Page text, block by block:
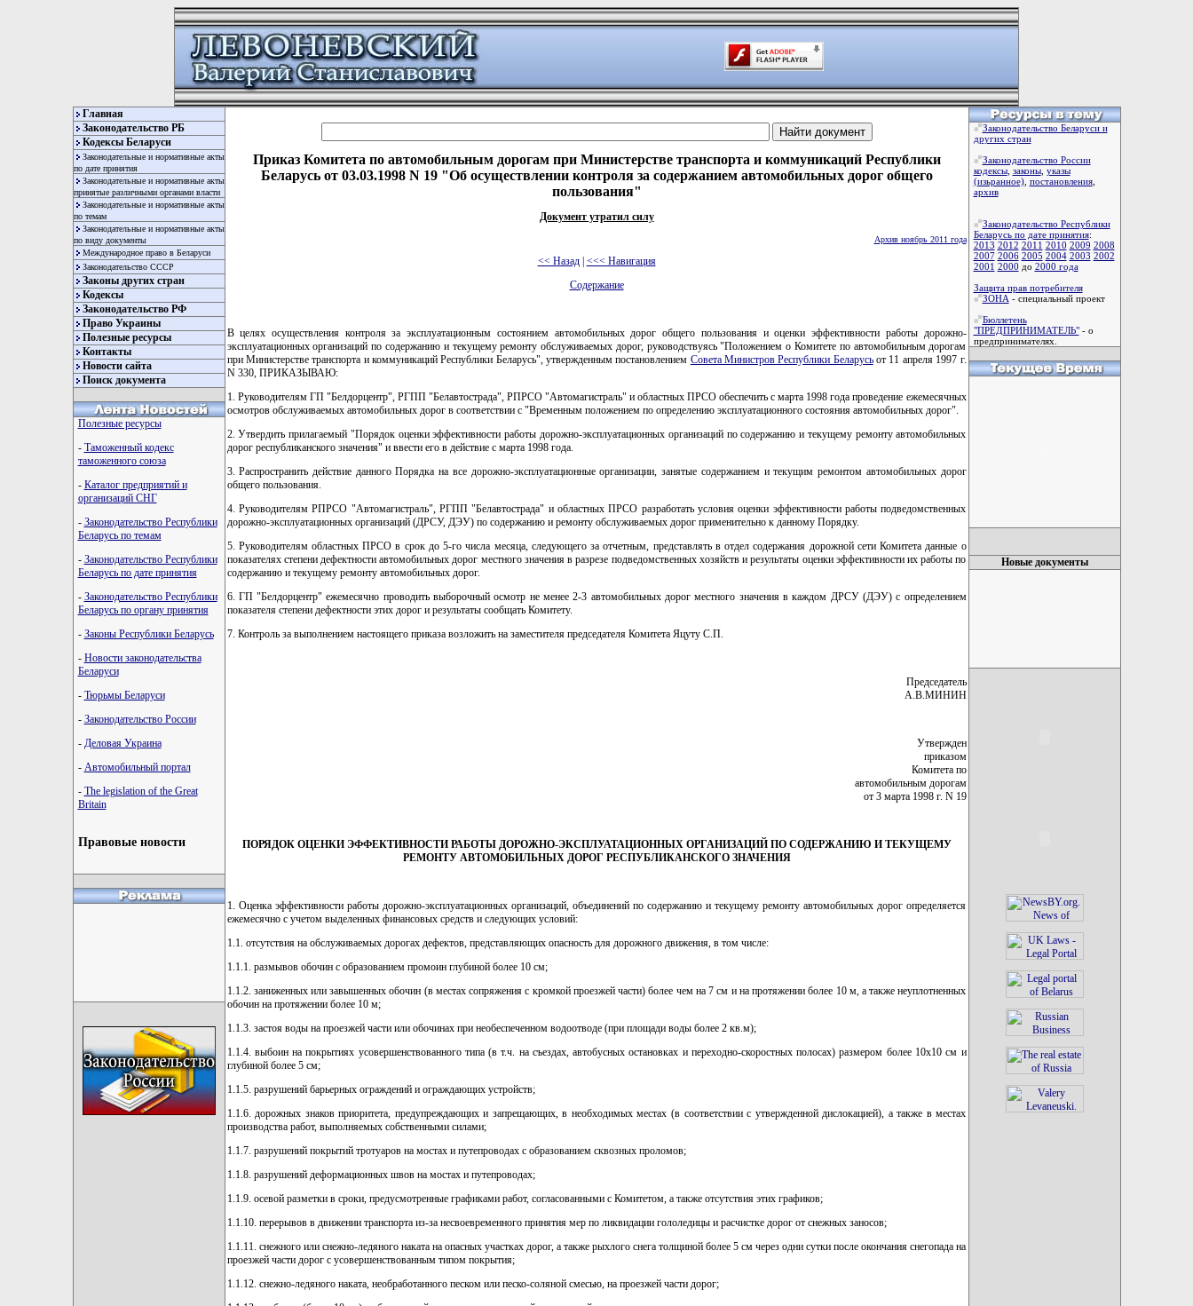
Главная
Законодательство РБ
Кодексы Беларуси
Законодательные и нормативные акты
по дате принятия
Законодательные и нормативные акты
принятые различными органами власти
Законодательные и нормативные акты
по темам
Законодательные и нормативные акты
по виду документы
Международное право в Беларуси
Законодательство СССР
Законы других стран
Кодексы
Законодательство РФ
Право Украины
Полезные ресурсы
Контакты
Новости сайта
Поиск документа
Полезные ресурсы
- Таможенный кодекс
таможенного союза
- Каталог предприятий и
организаций СНГ
- Законодательство Республики
Беларусь по темам
- Законодательство Республики
Беларусь по дате принятия
- Законодательство Республики
Беларусь по органу принятия
- Законы Республики Беларусь
- Новости законодательства
Беларуси
- Тюрьмы Беларуси
- Законодательство России
- Деловая Украина
- Автомобильный портал
- The legislation of the Great
Britain
Правовые новости
Приказ Комитета по автомобильным дорогам при Министерстве транспорта и коммуникаций Республики
Беларусь от 03.03.1998 N 19 "Об осуществлении контроля за содержанием автомобильных дорог общего
пользования"
Документ утратил силу
Архив ноябрь 2011 года
<< Назад| <<< Навигация
Содержание
В целях осуществления контроля за эксплуатационным состоянием автомобильных дорог общего пользования и оценки эффективности работы дорожно-
эксплуатационных организаций по содержанию и текущему ремонту обслуживаемых дорог, руководствуясь "Положением о Комитете по автомобильным дорогам
при Министерстве транспорта и коммуникаций Республики Беларусь", утвержденным постановлением Совета Министров Республики Беларусьот 11 апреля 1997 г.
N 330, ПРИКАЗЫВАЮ:
1. Руководителям ГП "Белдорцентр", РГПП "Белавтострада", РПРСО "Автомагистраль" и областных ПРСО обеспечить с марта 1998 года проведение ежемесячных
осмотров обслуживаемых автомобильных дорог в соответствии с "Временным положением по определению эксплуатационного состояния автомобильных дорог".
2. Утвердить прилагаемый "Порядок оценки эффективности работы дорожно-эксплуатационных организаций по содержанию и текущему ремонту автомобильных
дорог республиканского значения" и ввести его в действие с марта 1998 года.
3. Распространить действие данного Порядка на все дорожно-эксплуатационные организации, занятые содержанием и текущим ремонтом автомобильных дорог
общего пользования.
4. Руководителям РПРСО "Автомагистраль", РГПП "Белавтострада" и областных ПРСО разработать условия оценки эффективности работы подведомственных
дорожно-эксплуатационных организаций (ДРСУ, ДЭУ) по содержанию и ремонту обслуживаемых дорог применительно к данному Порядку.
5. Руководителям областных ПРСО в срок до 5-го числа месяца, следующего за отчетным, представлять в отдел содержания дорожной сети Комитета данные о
показателях степени дефектности автомобильных дорог местного значения в разрезе подведомственных хозяйств и результаты оценки эффективности их работы по
содержанию и текущему ремонту автомобильных дорог.
6. ГП "Белдорцентр" ежемесячно проводить выборочный осмотр не менее 2-3 автомобильных дорог местного значения в каждом ДРСУ (ДЭУ) с определением
показателя степени дефектности этих дорог и результаты сообщать Комитету.
7. Контроль за выполнением настоящего приказа возложить на заместителя председателя Комитета Яцуту С.П.
Председатель
А.В.МИНИН
Утвержден
приказом
Комитета по
автомобильным дорогам
от 3 марта 1998 г. N 19
ПОРЯДОК ОЦЕНКИ ЭФФЕКТИВНОСТИ РАБОТЫ ДОРОЖНО-ЭКСПЛУАТАЦИОННЫХ ОРГАНИЗАЦИЙ ПО СОДЕРЖАНИЮ И ТЕКУЩЕМУ
РЕМОНТУ АВТОМОБИЛЬНЫХ ДОРОГ РЕСПУБЛИКАНСКОГО ЗНАЧЕНИЯ
1. Оценка эффективности работы дорожно-эксплуатационных организаций, объединений по содержанию и текущему ремонту автомобильных дорог определяется
ежемесячно с учетом выделенных финансовых средств и следующих условий:
1.1. отсутствия на обслуживаемых дорогах дефектов, представляющих опасность для дорожного движения, в том числе:
1.1.1. размывов обочин с образованием промоин глубиной более 10 см;
1.1.2. заниженных или завышенных обочин (в местах сопряжения с кромкой проезжей части) более чем на 7 см и на протяжении более 10 м, а также неуплотненных
обочин на протяжении более 10 м;
1.1.3. застоя воды на проезжей части или обочинах при необеспеченном водоотводе (при площади воды более 2 кв.м);
1.1.4. выбоин на покрытиях усовершенствованного типа (в т.ч. на съездах, автобусных остановках и переходно-скоростных полосах) размером более 10х10 см и
глубиной более 5 см;
1.1.5. разрушений барьерных ограждений и ограждающих устройств;
1.1.6. дорожных знаков приоритета, предупреждающих и запрещающих, в необходимых местах (в соответствии с утвержденной дислокацией), а также в местах
производства работ, выполняемых собственными силами;
1.1.7. разрушений покрытий тротуаров на мостах и путепроводах с образованием сквозных проломов;
1.1.8. разрушений деформационных швов на мостах и путепроводах;
1.1.9. осевой разметки в сроки, предусмотренные графиками работ, согласованными с Комитетом, а также отсутствия этих графиков;
1.1.10. перерывов в движении транспорта из-за несвоевременного принятия мер по ликвидации гололедицы и расчистке дорог от снежных заносов;
1.1.11. снежного или снежно-ледяного наката на опасных участках дорог, а также рыхлого снега толщиной более 5 см через одни сутки после окончания снегопада на
проезжей части дорог с усовершенствованным типом покрытия;
1.1.12. снежно-ледяного наката, необработанного песком или песко-соляной смесью, на проезжей части дорог;
Законодательство Беларуси и
других стран
Законодательство России
кодексы, законы, указы
(изьранное), постановления,
архив
Законодательство Республики
Беларусь по дате принятия:
2013 2012 2011 2010 2009 2008
2007 2006 2005 2004 2003 2002
2001 2000 до 2000 года
Защита прав потребителя
ЗОНА - специальный проект
Бюллетень
"ПРЕДПРИНИМАТЕЛЬ"- о
предпринимателях.
Новые документы